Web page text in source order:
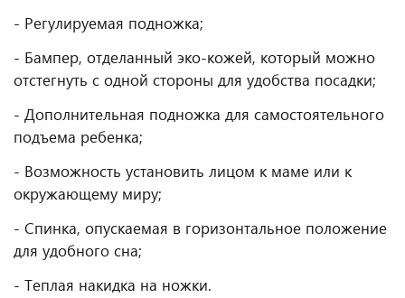
- Регулируемая подножка;
- Бампер, отделанный эко-кожей, который можно
отстегнуть с одной стороны для удобства посадки;
- Дополнительная подножка для самостоятельного
подъема ребенка;
- Возможность установить лицом к маме или к
окружающему миру;
- Спинка, опускаемая в горизонтальное положение
для удобного сна;
- Теплая накидка на ножки.